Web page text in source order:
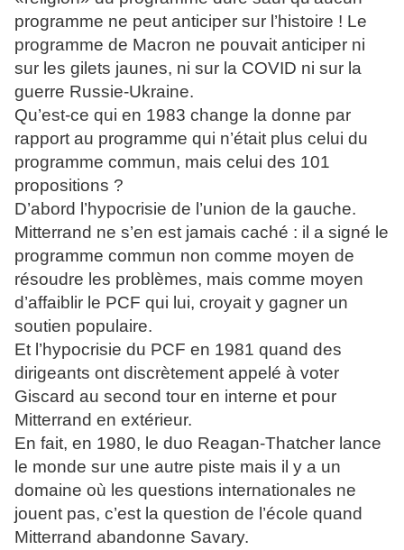
programme ne peut anticiper sur l’histoire ! Le
programme de Macron ne pouvait anticiper ni
sur les gilets jaunes, ni sur la COVID ni sur la
guerre Russie-Ukraine.
Qu’est-ce qui en 1983 change la donne par
rapport au programme qui n’était plus celui du
programme commun, mais celui des 101
propositions ?
D’abord l’hypocrisie de l’union de la gauche.
Mitterrand ne s’en est jamais caché : il a signé le
programme commun non comme moyen de
résoudre les problèmes, mais comme moyen
d’affaiblir le PCF qui lui, croyait y gagner un
soutien populaire.
Et l’hypocrisie du PCF en 1981 quand des
dirigeants ont discrètement appelé à voter
Giscard au second tour en interne et pour
Mitterrand en extérieur.
En fait, en 1980, le duo Reagan-Thatcher lance
le monde sur une autre piste mais il y a un
domaine où les questions internationales ne
jouent pas, c’est la question de l’école quand
Mitterrand abandonne Savary.